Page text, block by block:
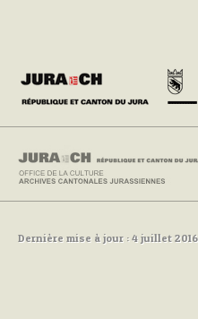
Dernière mise à jour : 4 juillet 2016